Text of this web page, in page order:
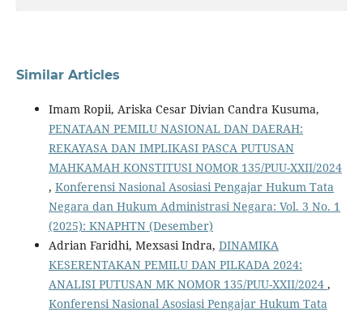
Similar Articles
Imam Ropii, Ariska Cesar Divian Candra Kusuma,
PENATAAN PEMILU NASIONAL DAN DAERAH:
REKAYASA DAN IMPLIKASI PASCA PUTUSAN
MAHKAMAH KONSTITUSI NOMOR 135/PUU-XXII/2024
, Konferensi Nasional Asosiasi Pengajar Hukum Tata
Negara dan Hukum Administrasi Negara: Vol. 3 No. 1
(2025): KNAPHTN (Desember)
Adrian Faridhi, Mexsasi Indra, DINAMIKA
KESERENTAKAN PEMILU DAN PILKADA 2024:
ANALISI PUTUSAN MK NOMOR 135/PUU-XXII/2024 ,
Konferensi Nasional Asosiasi Pengajar Hukum Tata